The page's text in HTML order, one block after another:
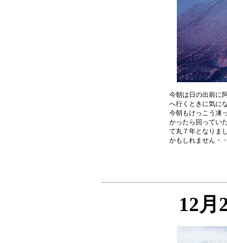
今朝は日の出前に
へ行くときに気に
今朝もけっこう凍
かったら回ってい
て丸７年となりま
12月